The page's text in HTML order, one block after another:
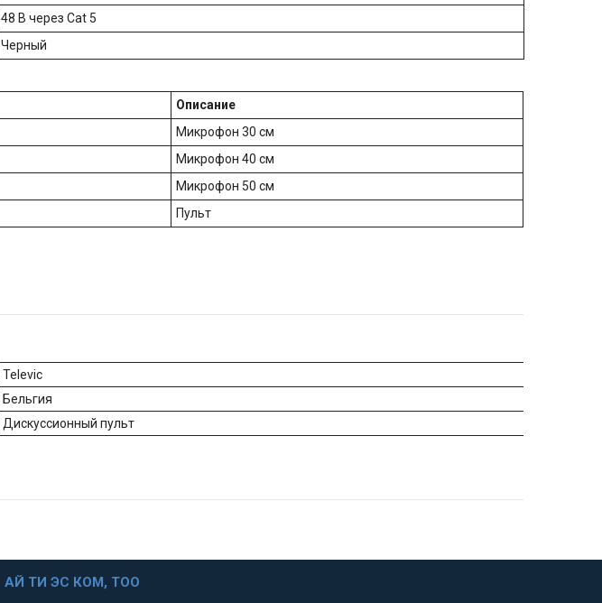
48 В через Cat 5
Черный
Описание
Микрофон 30 см
Микрофон 40 см
Микрофон 50 см
Пульт
Televic
Бельгия
Дискуссионный пульт
АЙ ТИ ЭС КОМ, ТОО